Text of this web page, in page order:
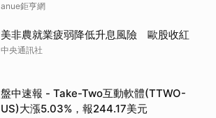
anue鉅亨網
美非農就業疲弱降低升息風險 歐股收紅
中央通訊社
盤中速報 - Take-Two互動軟體(TTWO-
US)大漲5.03%，報244.17美元